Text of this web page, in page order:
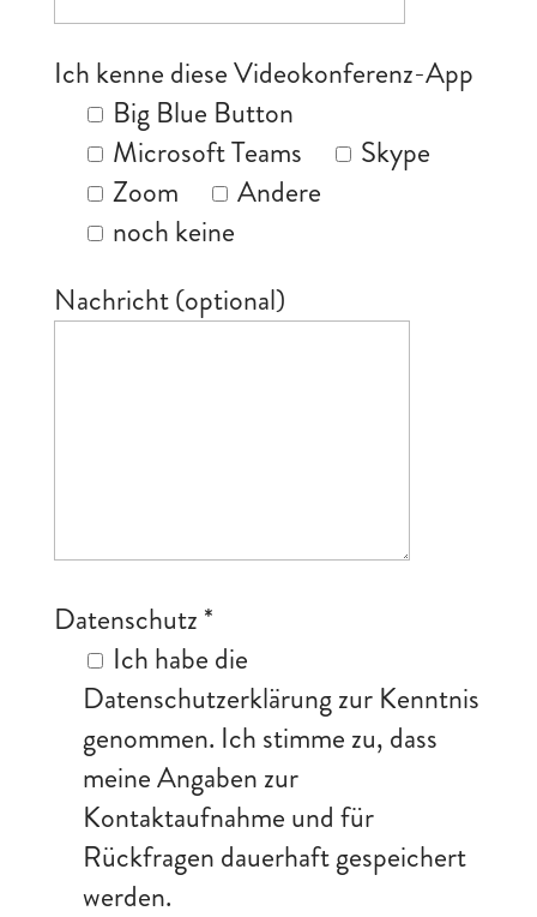
Ich kenne diese Videokonferenz-App
Big Blue Button
Microsoft Teams
Skype
Zoom
Andere
noch keine
Nachricht (optional)
Datenschutz *
Ich habe die
Datenschutzerklärung zur Kenntnis
genommen. Ich stimme zu, dass
meine Angaben zur
Kontaktaufnahme und für
Rückfragen dauerhaft gespeichert
werden.